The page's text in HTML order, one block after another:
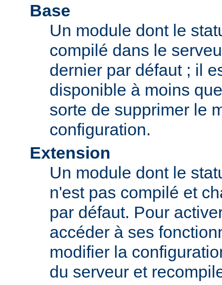
Base
Un module dont le
compilé dans le
dernier par défaut ; il
disponible à moins
sorte de supprimer le
configuration.
Extension
Un module dont le
n'est pas compilé et
par défaut. Pour
accéder à ses
modifier la
du serveur et